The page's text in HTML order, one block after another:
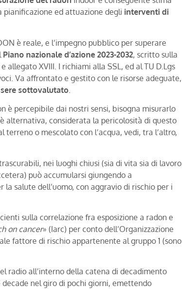
pianificazione ed attuazione degli interventi di
è reale, e l’impegno pubblico per superare
Piano nazionale d’azione 2023-2032, scritto sulla
XVIII. I richiami alla SSL, ed al TU D.Lgs
Va affrontato e gestito con le risorse adeguate,
sottovalutato
è percepibile dai nostri sensi, bisogna misurarlo
alternativa, considerata la pericolosità di questo
o mescolato con l’acqua, vedi, tra l’altro,
nei luoghi chiusi (sia di vita sia di lavoro
può accumularsi giungendo a
salute dell’uomo, con aggravio di rischio per i
sulla correlazione fra esposizione a radon e
on cancer» (Iarc) per conto dell’Organizzazione
fattore di rischio appartenente al gruppo 1 (sono
radio all’interno della catena di decadimento
nel giro di pochi giorni, emettendo